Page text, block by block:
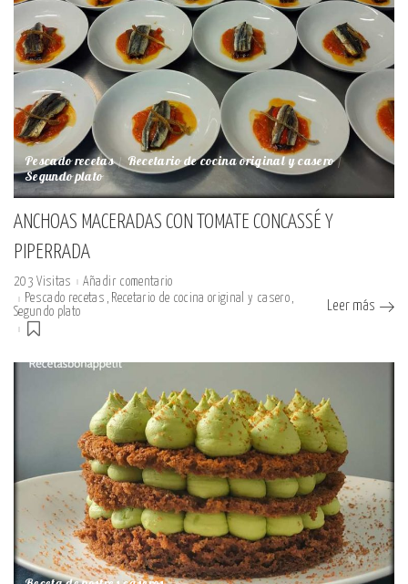
Pescado recetas Recetario de cocina original y casero
Segundo plato
ANCHOAS MACERADAS CON TOMATE CONCASSÉ Y
PIPERRADA
203 Visitas
Añadir comentario
Pescado recetas
Recetario de cocina original y casero
Segundo plato
Leer más